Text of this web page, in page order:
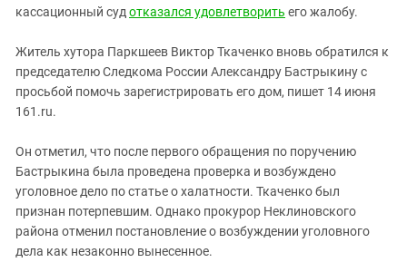
кассационный суд отказался удовлетворить его жалобу.
Житель хутора Паркшеев Виктор Ткаченко вновь обратился к
председателю Следкома России Александру Бастрыкину с
просьбой помочь зарегистрировать его дом, пишет 14 июня
161.ru.
Он отметил, что после первого обращения по поручению
Бастрыкина была проведена проверка и возбуждено
уголовное дело по статье о халатности. Ткаченко был
признан потерпевшим. Однако прокурор Неклиновского
района отменил постановление о возбуждении уголовного
дела как незаконно вынесенное.